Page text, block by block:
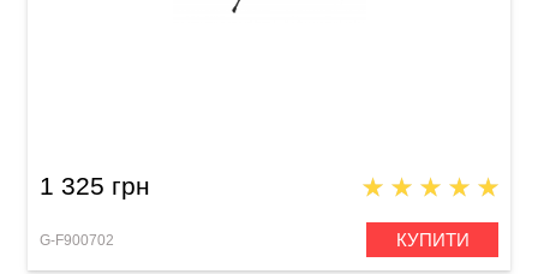
1 325 грн
G-F900702 КУПИТИ